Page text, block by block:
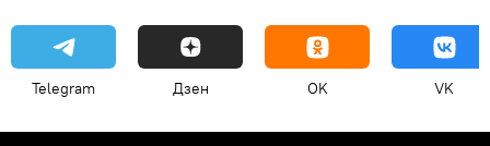
Telegram Дзен OK VK